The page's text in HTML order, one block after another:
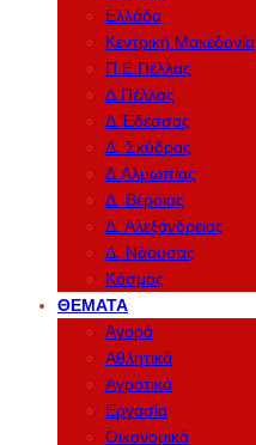
Ελλάδα
Κεντρική Μακεδονία
Π.Ε.Πέλλας
Δ.Πέλλας
Δ.Έδεσσας
Δ. Σκύδρας
Δ.Αλμωπίας
Δ. Βέροιας
Δ. Αλεξάνδρειας
Δ. Νάουσας
Κόσμος
ΘΈΜΑΤΑ
Αγορά
Αθλητικά
Αγροτικά
Εργασία
Οικονομικά